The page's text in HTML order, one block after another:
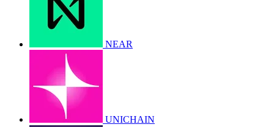
NEAR
UNICHAIN